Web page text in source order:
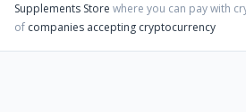
Supplements Store where you can pay with
of companies accepting cryptocurrency